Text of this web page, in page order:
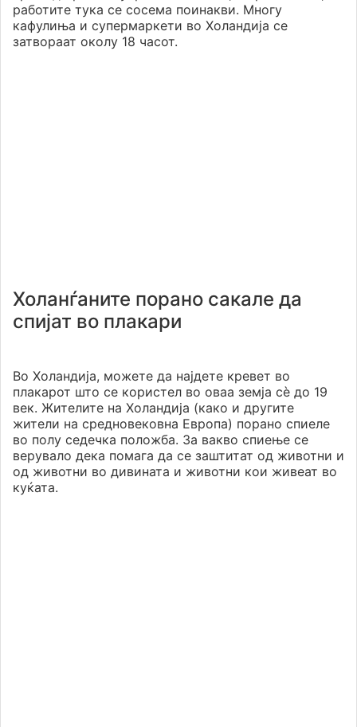
работите тука се сосема поинакви. Многу
кафулиња и супермаркети во Холандија се
затвораат околу 18 часот.
Холанѓаните порано сакале да
спијат во плакари
Во Холандија, можете да најдете кревет во
плакарот што се користел во оваа земја сè до 19
век. Жителите на Холандија (како и другите
жители на средновековна Европа) порано спиеле
во полу седечка положба. За вакво спиење се
верувало дека помага да се заштитат од животни и
од животни во дивината и животни кои живеат во
куќата.